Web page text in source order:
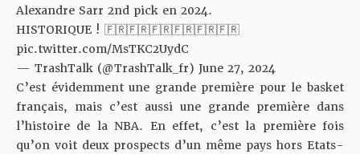
Alexandre Sarr 2nd pick en 2024.
HISTORIQUE ! 🇫🇷🇫🇷🇫🇷🇫🇷🇫🇷🇫🇷
pic.twitter.com/MsTKC2UydC
— TrashTalk (@TrashTalk_fr) June 27, 2024
C’est évidemment une grande première pour le basket
français, mais c’est aussi une grande première dans
l’histoire de la NBA. En effet, c’est la première fois
qu’on voit deux prospects d’un même pays hors Etats-